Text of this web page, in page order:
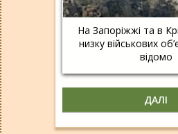
На Запоріжжі та в
низку військових
відомо
ДАЛІ